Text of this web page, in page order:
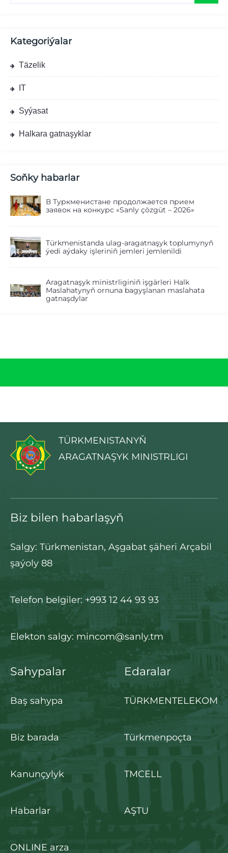
Kategoriýalar
Täzelik
IT
Syýasat
Halkara gatnaşyklar
Soňky habarlar
В Туркменистане продолжается прием
заявок на конкурс «Sanly çözgüt – 2026»
Türkmenistanda ulag-aragatnaşyk toplumynyň
ýedi aýdaky işleriniň jemleri jemlenildi
Aragatnaşyk ministrliginiň işgärleri Halk
Maslahatynyň ornuna bagyşlanan maslahata
gatnaşdylar
TÜRKMENISTANYŇ
ARAGATNAŞYK MINISTRLIGI
Biz bilen habarlaşyň
Salgy: Türkmenistan, Aşgabat şäheri Arçabil
şaýoly 88
Telefon belgiler: +993 12 44 93 93
Elekton salgy: mincom@sanly.tm
Sahypalar
Baş sahypa
Biz barada
Kanunçylyk
Habarlar
ONLINE arza
Edaralar
TÜRKMENTELEKOM
Türkmenpoçta
TMCELL
AŞTU